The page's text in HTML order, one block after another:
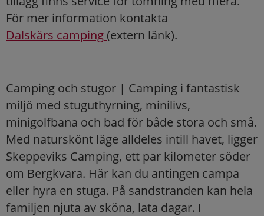
För mer information kontakta
Dalskärs camping (extern länk).
Camping och stugor | Camping i fantastisk
miljö med stuguthyrning, minilivs,
minigolfbana och bad för både stora och små.
Med naturskönt läge alldeles intill havet, ligger
Skeppeviks Camping, ett par kilometer söder
om Bergkvara. Här kan du antingen campa
eller hyra en stuga. På sandstranden kan hela
familjen njuta av sköna, lata dagar. I